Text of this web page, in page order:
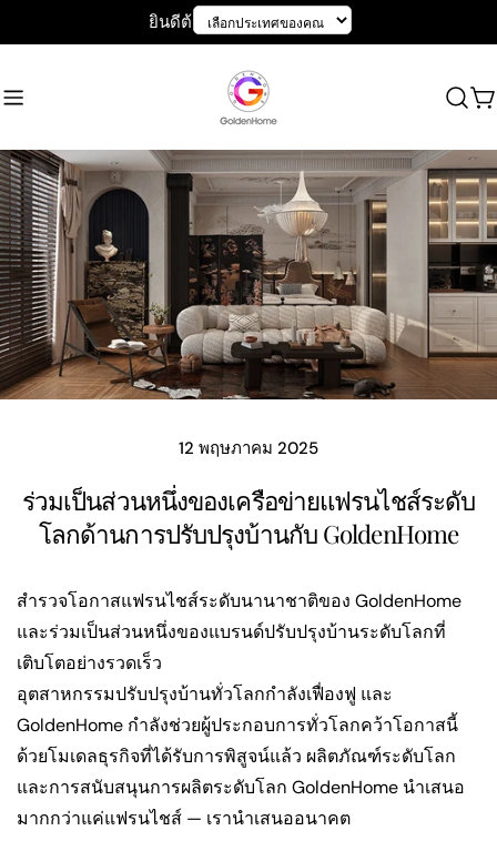
ไป
เนื้อหา
ยินดีต้อนรับสู่ GoldenHome
ร
12 พฤษภาคม 2025
ร่วมเป็นส่วนหนึ่งของเครือข่ายแฟรนไชส์ระดับ
โลกด้านการปรับปรุงบ้านกับ GoldenHome
สำรวจโอกาสแฟรนไชส์ระดับนานาชาติของ GoldenHome
และร่วมเป็นส่วนหนึ่งของแบรนด์ปรับปรุงบ้านระดับโลกที่
เติบโตอย่างรวดเร็ว
อุตสาหกรรมปรับปรุงบ้านทั่วโลกกำลังเฟื่องฟู และ
GoldenHome กำลังช่วยผู้ประกอบการทั่วโลกคว้าโอกาสนี้
ด้วยโมเดลธุรกิจที่ได้รับการพิสูจน์แล้ว ผลิตภัณฑ์ระดับโลก
และการสนับสนุนการผลิตระดับโลก GoldenHome นำเสนอ
มากกว่าแค่แฟรนไชส์ ​​— เรานำเสนออนาคต